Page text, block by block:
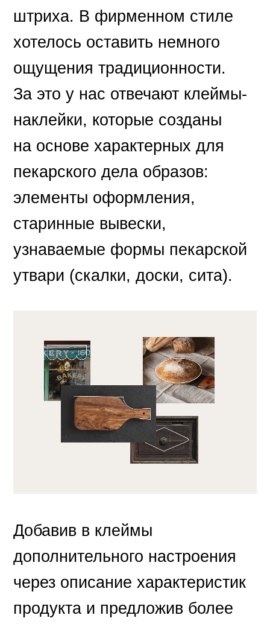
штриха. В фирменном стиле
хотелось оставить немного
ощущения традиционности.
За это у нас отвечают клеймы-
наклейки, которые созданы
на основе характерных для
пекарского дела образов:
элементы оформления,
старинные вывески,
узнаваемые формы пекарской
утвари (скалки, доски, сита).
Добавив в клеймы
дополнительного настроения
через описание характеристик
продукта и предложив более